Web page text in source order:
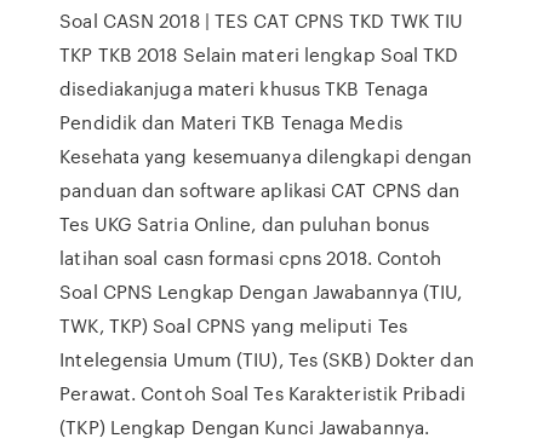
Soal CASN 2018 | TES CAT CPNS TKD TWK TIU
TKP TKB 2018 Selain materi lengkap Soal TKD
disediakanjuga materi khusus TKB Tenaga
Pendidik dan Materi TKB Tenaga Medis
Kesehata yang kesemuanya dilengkapi dengan
panduan dan software aplikasi CAT CPNS dan
Tes UKG Satria Online, dan puluhan bonus
latihan soal casn formasi cpns 2018. Contoh
Soal CPNS Lengkap Dengan Jawabannya (TIU,
TWK, TKP) Soal CPNS yang meliputi Tes
Intelegensia Umum (TIU), Tes (SKB) Dokter dan
Perawat. Contoh Soal Tes Karakteristik Pribadi
(TKP) Lengkap Dengan Kunci Jawabannya.